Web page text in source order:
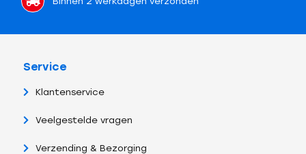
Service
Klantenservice
Veelgestelde vragen
Verzending & Bezorging